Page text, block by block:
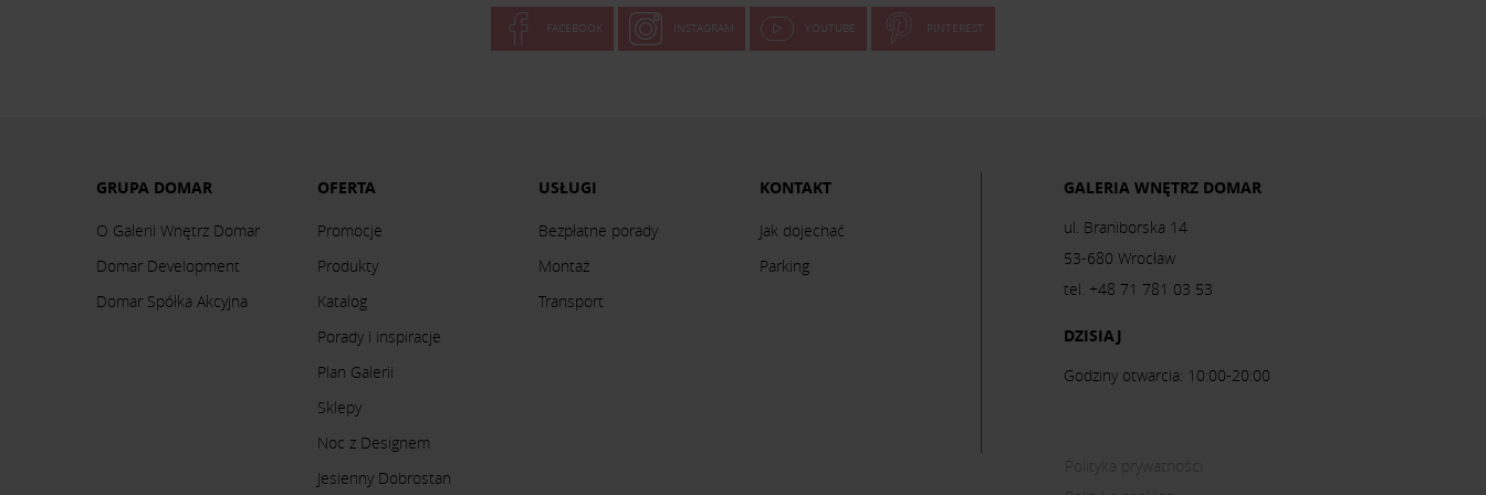
FACEBOOK INSTAGRAM YOUTUBE PINTEREST
GRUPA DOMAR
O Galerii Wnętrz Domar
Domar Development
Domar Spółka Akcyjna
OFERTA
Promocje
Produkty
Katalog
Porady i inspiracje
Plan Galerii
Sklepy
Noc z Designem
Jesienny Dobrostan
USŁUGI
Bezpłatne porady
Montaż
Transport
KONTAKT
Jak dojechać
Parking
GALERIA WNĘTRZ DOMAR
ul. Braniborska 14
53-680 Wrocław
tel. +48 71 781 03 53
DZISIAJ
Godziny otwarcia: 10:00-20:00